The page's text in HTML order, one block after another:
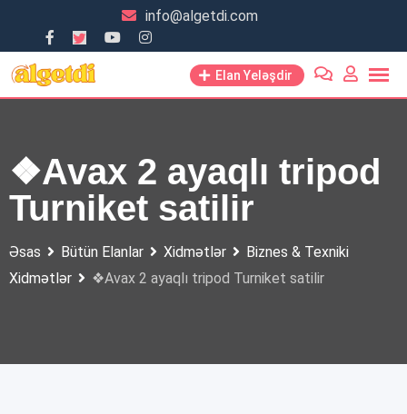
content
info@algetdi.com
Elan Yeləşdir
❖Avax 2 ayaqlı tripod
Turniket satilir
Əsas Bütün Elanlar Xidmətlər
Biznes & Texniki
Xidmətlər
❖Avax 2 ayaqlı tripod Turniket satilir